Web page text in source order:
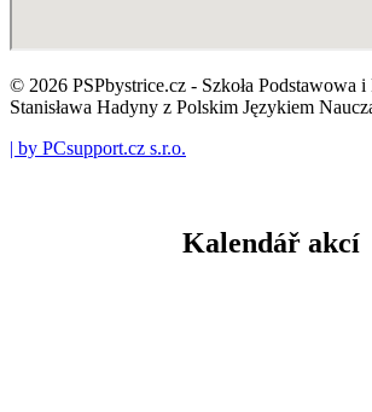
© 2026 PSPbystrice.cz - Szkoła Podstawowa i
Stanisława Hadyny z Polskim Językiem
| by PCsupport.cz s.r.o.
Kalendář akcí